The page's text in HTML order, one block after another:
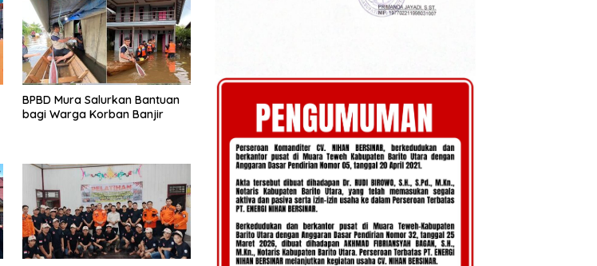
BPBD Mura Salurkan Bantuan
bagi Warga Korban Banjir